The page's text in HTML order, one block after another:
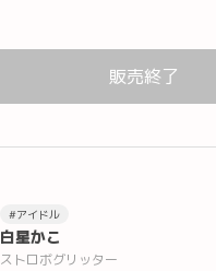
販売終了
#アイドル
白星かこ
ストロボグリッター